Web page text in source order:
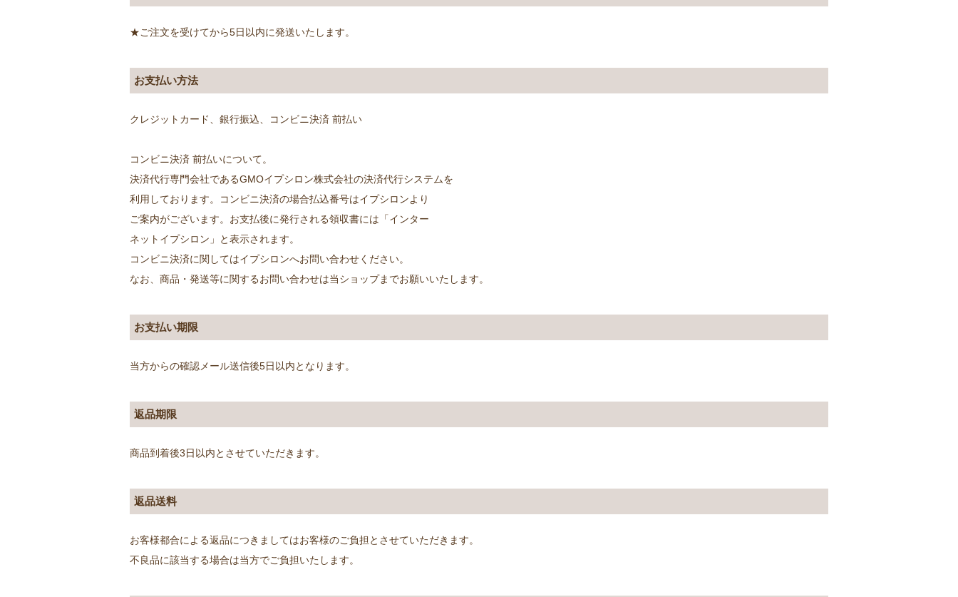
★ご注文を受けてから5日以内に発送いたします。
お支払い方法
クレジットカード、銀行振込、コンビニ決済 前払い
コンビニ決済 前払いについて。
決済代行専門会社であるGMOイプシロン株式会社の決済代行システムを
利用しております。コンビニ決済の場合払込番号はイプシロンより
ご案内がございます。お支払後に発行される領収書には「インター
ネットイプシロン」と表示されます。
コンビニ決済に関してはイプシロンへお問い合わせください。
なお、商品・発送等に関するお問い合わせは当ショップまでお願いいたします。
お支払い期限
当方からの確認メール送信後5日以内となります。
返品期限
商品到着後3日以内とさせていただきます。
返品送料
お客様都合による返品につきましてはお客様のご負担とさせていただきます。
不良品に該当する場合は当方でご負担いたします。